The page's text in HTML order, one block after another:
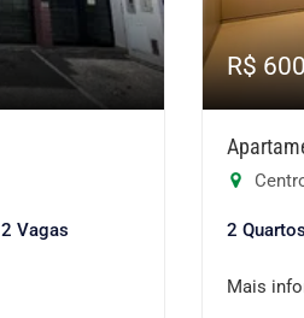
2 Vagas
R$
2 Quartos
Mais